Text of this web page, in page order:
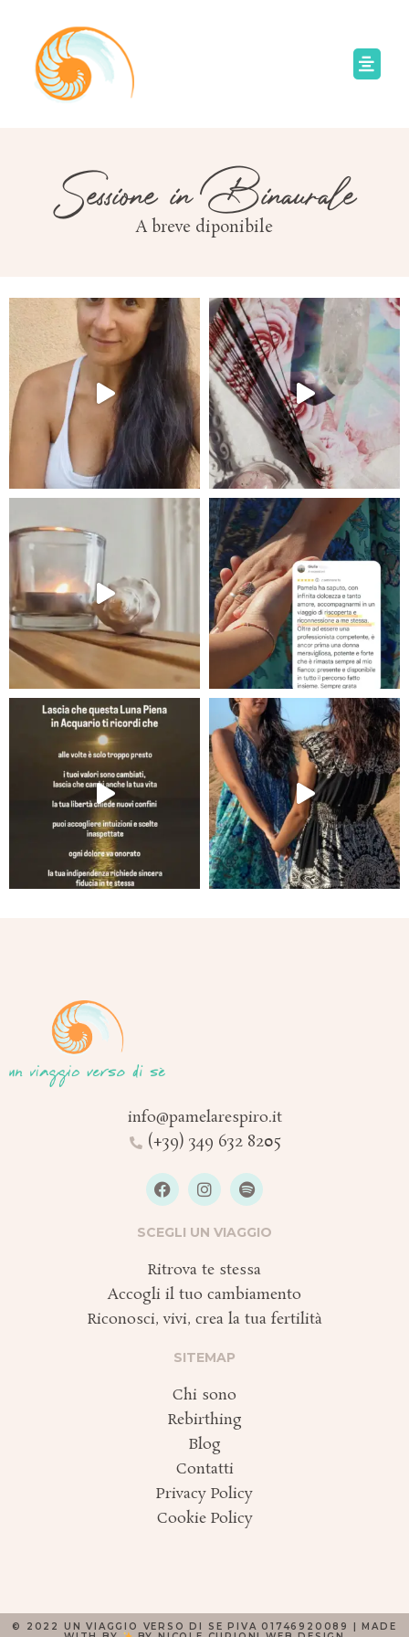
contenuto
Main
Menu
Sessione in Binaurale
A breve diponibile
info@pamelarespiro.it
(+39) 349 632 8205
F
a
c
e
o
o
k
I
n
s
t
g
r
a
m
S
p
o
t
f
y
SCEGLI UN VIAGGIO
Ritrova te stessa
Accogli il tuo cambiamento
Riconosci, vivi, crea la tua fertilità
SITEMAP
Chi sono
Rebirthing
Blog
Contatti
Privacy Policy
Cookie Policy
© 2022 UN VIAGGIO VERSO DI SE PIVA 01746920089 | MADE